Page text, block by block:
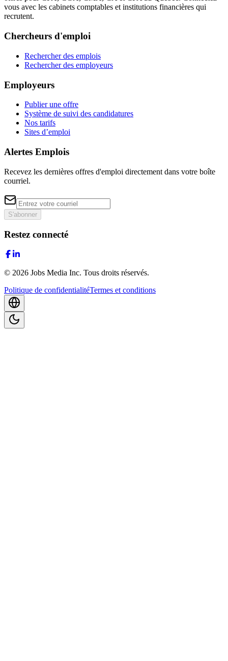
vous avec les cabinets comptables et institutions financières qui
recrutent.
Chercheurs d'emploi
Rechercher des emplois
Rechercher des employeurs
Employeurs
Publier une offre
Système de suivi des candidatures
Nos tarifs
Sites d’emploi
Alertes Emplois
Recevez les dernières offres d'emploi directement dans votre boîte
courriel.
S'abonner
Restez connecté
© 2026 Jobs Media Inc. Tous droits réservés.
Politique de confidentialitéTermes et conditions